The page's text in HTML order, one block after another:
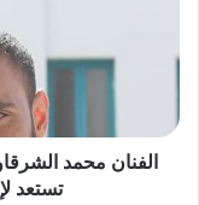
الفنان محمد
تستعد